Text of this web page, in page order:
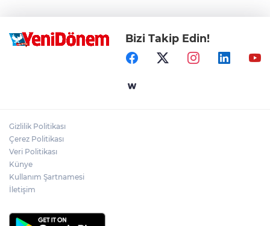
Bizi Takip Edin!
Gizlilik Politikası
Çerez Politikası
Veri Politikası
Künye
Kullanım Şartnamesi
İletişim